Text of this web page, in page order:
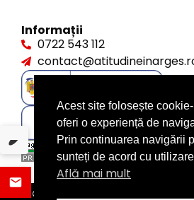
Informații
0722 543 112
©2026 Atitudine în Argeș. Toate
Acest site folosește
oferi o experiență de
Prin continuarea navigării
sunteți de acord cu
Află mai mult